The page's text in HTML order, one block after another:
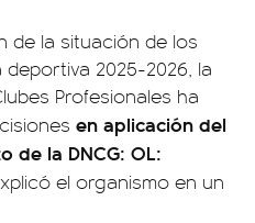
de la situación de los
2025-2026, la
Profesionales ha
en aplicación del
de la DNCG: OL:
el organismo en un